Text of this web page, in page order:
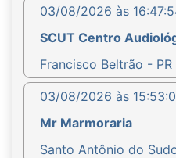
03/08/2026 às
SCUT Centro
Francisco Beltrão - PR
03/08/2026 às
Mr Marmoraria
Santo Antônio do